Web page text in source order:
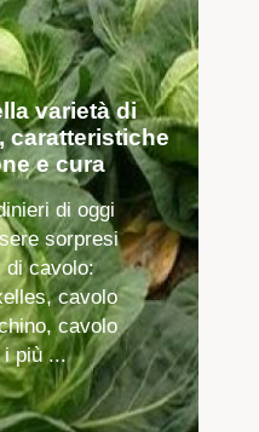
varietà di
caratteristiche
e cura
di oggi
sorpresi
di cavolo:
cavolo
cavolo
i più ...